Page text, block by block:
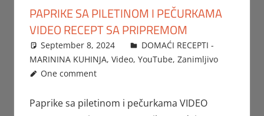
PAPRIKE SA PILETINOM I PEČURKAMA
VIDEO RECEPT SA PRIPREMOM
September 8, 2024 FTorgAdmin
DOMAĆI RECEPTI -
MARININA KUHINJA, Video, YouTube, Zanimljivo
One comment
Paprike sa piletinom i pečurkama VIDEO